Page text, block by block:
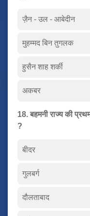
ज़ैन - उल - आबेदीन
मुहम्मद बिन तुगलक
हुसैन शाह शर्की
अकबर
18. बहमनी राज्य की
?
बीदर
गुलबर्ग
दौलताबाद